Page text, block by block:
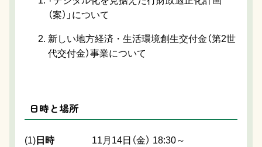
（案）」について
新しい地方経済・生活環境創生交付金（第2世
代交付金）事業について
日時と場所
(1)日時 11月14日（金） 18:30～